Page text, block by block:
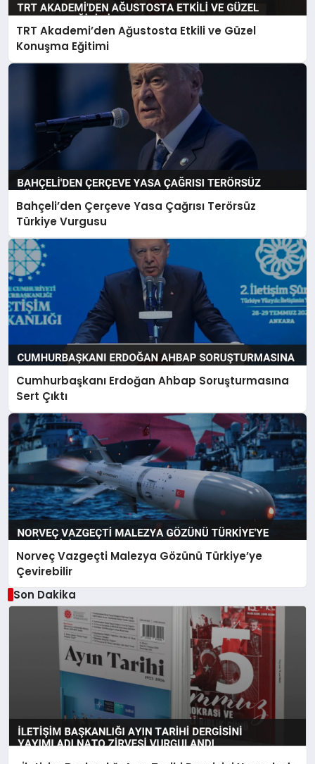
TRT Akademi’den Ağustosta Etkili ve Güzel
Konuşma Eğitimi
Bahçeli’den Çerçeve Yasa Çağrısı Terörsüz
Türkiye Vurgusu
Cumhurbaşkanı Erdoğan Ahbap Soruşturmasına
Sert Çıktı
Norveç Vazgeçti Malezya Gözünü Türkiye’ye
Çevirebilir
Son Dakika